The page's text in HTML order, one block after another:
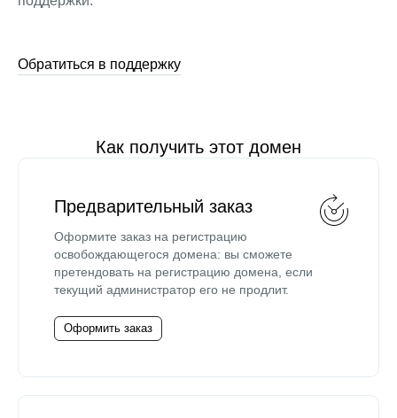
Обратиться в поддержку
Как получить этот домен
Предварительный заказ
Оформите заказ на регистрацию
освобождающегося домена: вы сможете
претендовать на регистрацию домена, если
текущий администратор его не продлит.
Оформить заказ